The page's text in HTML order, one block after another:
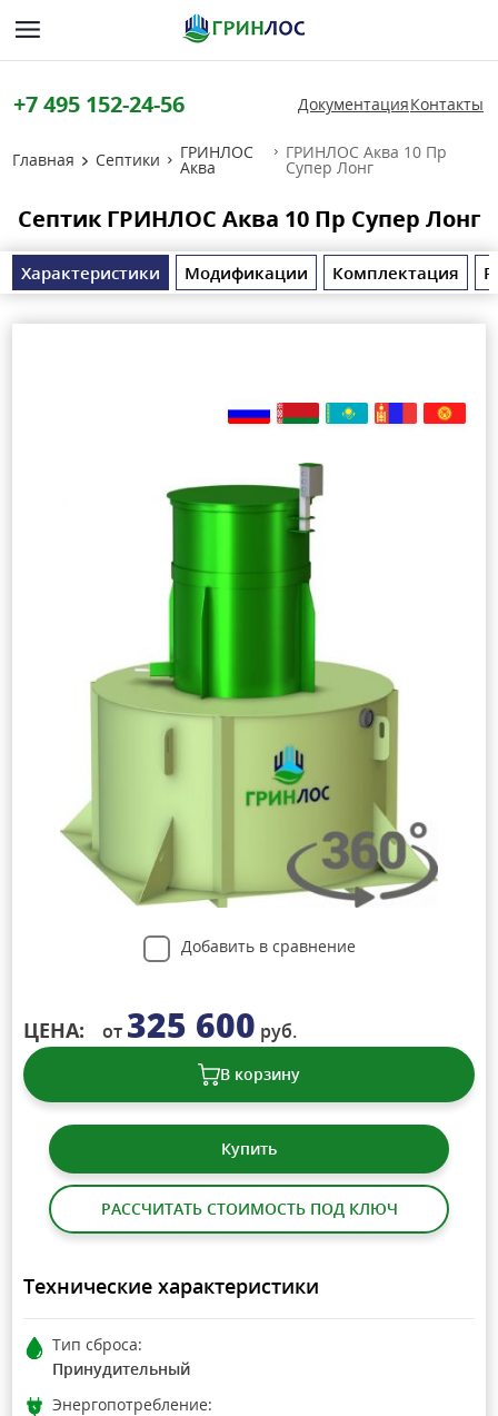
+7 495 152-24-56 ДокументацияКонтакты
Главная Септики ГРИНЛОС
Аква
ГРИНЛОС Аква 10 Пр
Супер Лонг
Септик ГРИНЛОС Аква 10 Пр Супер Лонг
Характеристики Модификации Комплектация
Добавить в сравнение
ЦЕНА: от 325 600 руб.
В корзину
Купить
РАССЧИТАТЬ СТОИМОСТЬ ПОД КЛЮЧ
Технические характеристики
Тип сброса:
Принудительный
Энергопотребление: